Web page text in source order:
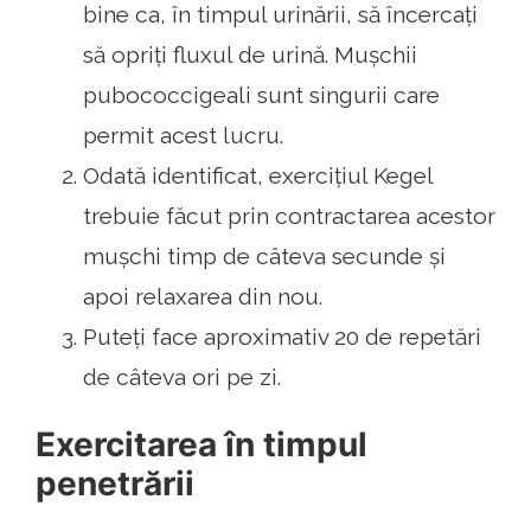
bine ca, în timpul urinării, să încercați
să opriți fluxul de urină. Mușchii
pubococcigeali sunt singurii care
permit acest lucru.
Odată identificat, exercițiul Kegel
trebuie făcut prin contractarea acestor
mușchi timp de câteva secunde și
apoi relaxarea din nou.
Puteți face aproximativ 20 de repetări
de câteva ori pe zi.
Exercitarea în timpul
penetrării